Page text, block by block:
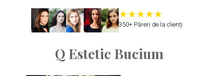
350+ Păreri de la clienți
Q Estetic Bucium